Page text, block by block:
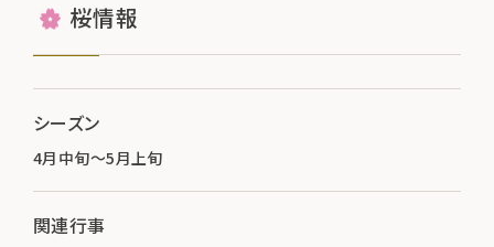
桜情報
シーズン
4月中旬～5月上旬
関連行事